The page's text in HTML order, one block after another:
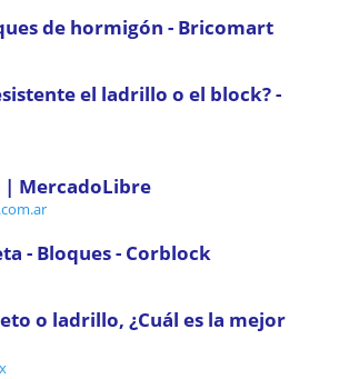
de hormigón - Bricomart
el ladrillo o el block? -
| MercadoLibre
- Bloques - Corblock
o ladrillo, ¿Cuál es la mejor